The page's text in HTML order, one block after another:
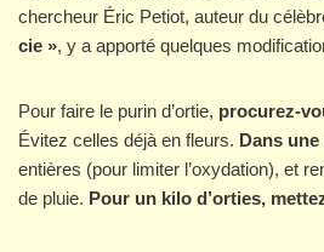
chercheur Éric Petiot, auteur du
cie », y a apporté quelques
Pour faire le purin d’ortie, procurez-
Évitez celles déjà en fleurs. Dans une
entières (pour limiter l’oxydation), et
de pluie. Pour un kilo d’orties,